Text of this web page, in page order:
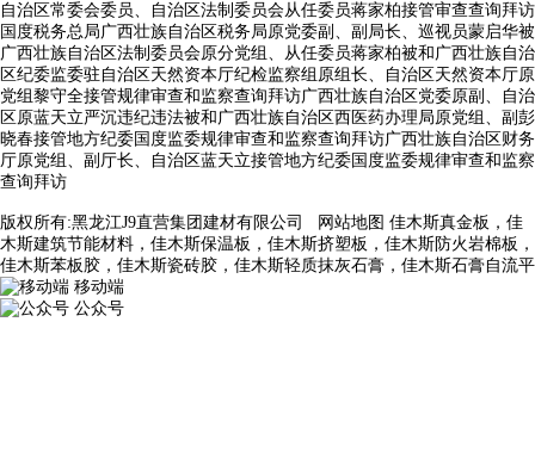
自治区常委会委员、自治区法制委员会从任委员蒋家柏接管审查查询拜访
国度税务总局广西壮族自治区税务局原党委副、副局长、巡视员蒙启华被
广西壮族自治区法制委员会原分党组、从任委员蒋家柏被和广西壮族自治
区纪委监委驻自治区天然资本厅纪检监察组原组长、自治区天然资本厅原
党组黎守全接管规律审查和监察查询拜访广西壮族自治区党委原副、自治
区原蓝天立严沉违纪违法被和广西壮族自治区西医药办理局原党组、副彭
晓春接管地方纪委国度监委规律审查和监察查询拜访广西壮族自治区财务
厅原党组、副厅长、自治区蓝天立接管地方纪委国度监委规律审查和监察
查询拜访
版权所有:黑龙江J9直营集团建材有限公司 网站地图 佳木斯真金板，佳
木斯建筑节能材料，佳木斯保温板，佳木斯挤塑板，佳木斯防火岩棉板，
佳木斯苯板胶，佳木斯瓷砖胶，佳木斯轻质抹灰石膏，佳木斯石膏自流平
移动端
公众号